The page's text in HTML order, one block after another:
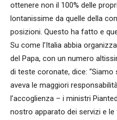
ottenere non il 100% delle
lontanissime da quelle della
posizioni. Questo ha fatto e
Su come l’Italia abbia
del Papa, con un numero
di teste coronate, dice:
aveva le maggiori
l’accoglienza – i ministri
nostro apparato dei servizi e le